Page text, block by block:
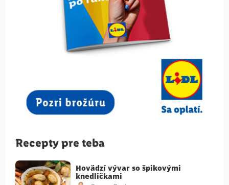
Recepty pre teba
Hovädzí vývar so špikovými
knedličkami